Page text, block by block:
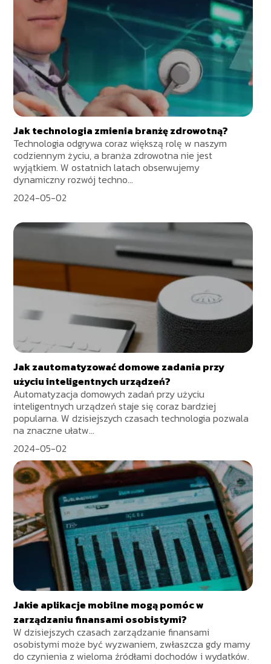
Jak technologia zmienia branżę zdrowotną?
Technologia odgrywa coraz większą rolę w naszym
codziennym życiu, a branża zdrowotna nie jest
wyjątkiem. W ostatnich latach obserwujemy
dynamiczny rozwój techno...
2024-05-02
Jak zautomatyzować domowe zadania przy
użyciu inteligentnych urządzeń?
Automatyzacja domowych zadań przy użyciu
inteligentnych urządzeń staje się coraz bardziej
popularna. W dzisiejszych czasach technologia pozwala
na znaczne ułatw...
2024-05-02
Jakie aplikacje mobilne mogą pomóc w
zarządzaniu finansami osobistymi?
W dzisiejszych czasach zarządzanie finansami
osobistymi może być wyzwaniem, zwłaszcza gdy mamy
do czynienia z wieloma źródłami dochodów i wydatków.